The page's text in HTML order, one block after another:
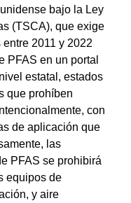
bajo la Ley
(TSCA), que exige
2011 y 2022
PFAS en un portal
estatal, estados
que prohíben
con
de aplicación que
las
PFAS se prohibirá
equipos de
y aire